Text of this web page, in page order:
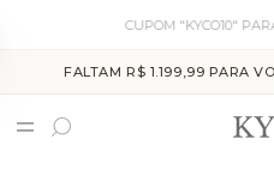
CUPOM "KYCO10"
FALTAM R$ 1.199,99 PARA